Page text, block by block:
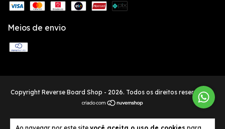
Meios de envio
Copyright Reverse Board Shop - 2026. Todos os direitos reservados.